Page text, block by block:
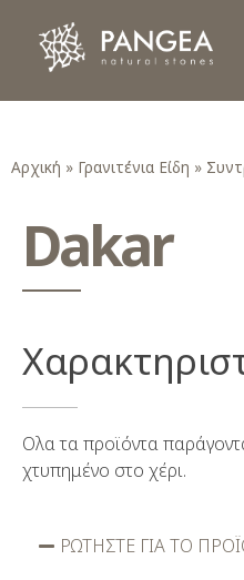
Αρχική » Γρανιτένια Είδη »
Ολα τα προϊόντα
χτυπημένο στο χέρι.
ΡΩΤΗΣΤΕ ΓΙΑ ΤΟ
Dakar